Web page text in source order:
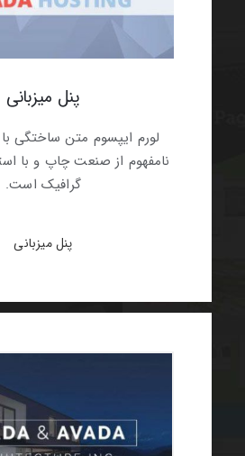
پنل میزبانی
لورم ایپسوم متن ساختگی
نامفهوم از صنعت چاپ و با
گرافیک است.
پنل میزبانی